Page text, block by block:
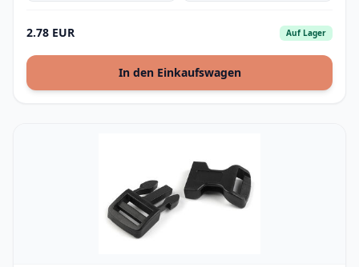
2.78 EUR Auf Lager
In den Einkaufswagen